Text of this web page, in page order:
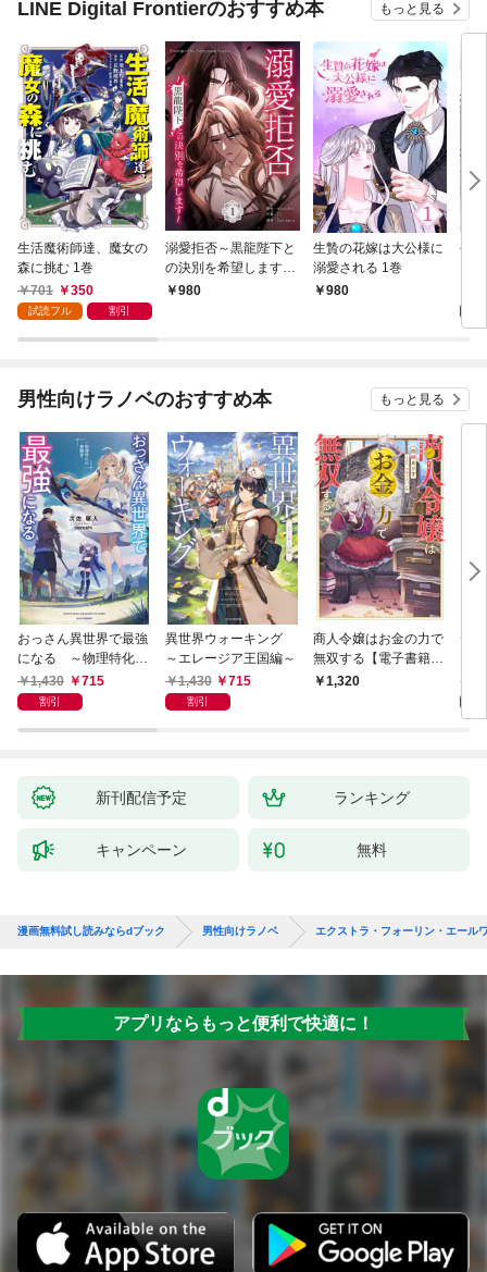
LINE Digital Frontierのおすすめ本 もっと見る
生活魔術師達、魔女の
森に挑む 1巻
701
350
試読フル 割引
溺愛拒否～黒龍陛下と
の決別を希望します～
1巻980
生贄の花嫁は大公様に
溺愛される 1巻
980
今
男性向けラノベのおすすめ本 もっと見る
おっさん異世界で最強
になる ～物理特化の
覚醒者～
1,430 715
割引
異世界ウォーキング
～エレージア王国編～
1,430
715
割引
商人令嬢はお金の力で
無双する【電子書籍限
定書き下ろしSS付
1,320
デ
新刊配信予定 ランキング
キャンペーン 無料
漫画無料試し読みならdブック 男性向けラノベ エクストラ・フォーリン・エー
アプリならもっと便利で快適に！